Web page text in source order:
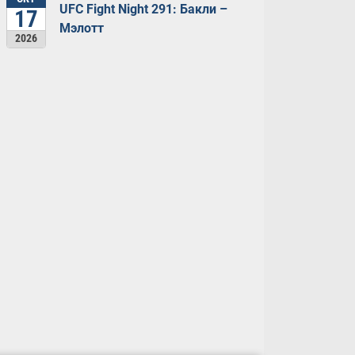
17
2026
UFC Fight Night 291: Бакли –
Мэлотт